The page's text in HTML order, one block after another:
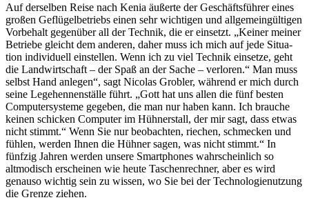
Auf derselben Reise nach Kenia äußerte der Geschäfts­führer eines
großen Geflü­gel­be­triebs einen sehr wich­tigen und allge­mein­gül­tigen
Vorbe­halt gegen­über all der Technik, die er einsetzt. „Keiner meiner
Betriebe gleicht dem anderen, daher muss ich mich auf jede Situa­
tion indi­vi­duell einstellen. Wenn ich zu viel Technik einsetze, geht
die Land­wirt­schaft – der Spaß an der Sache – verloren.“ Man muss
selbst Hand anlegen“, sagt Nicolas Grobler, während er mich durch
seine Lege­hen­nen­ställe führt. „Gott hat uns allen die fünf besten
Compu­ter­sys­teme gegeben, die man nur haben kann. Ich brauche
keinen schi­cken Computer im Hühner­stall, der mir sagt, dass etwas
nicht stimmt.“ Wenn Sie nur beob­achten, riechen, schme­cken und
fühlen, werden Ihnen die Hühner sagen, was nicht stimmt.“ In
fünfzig Jahren werden unsere Smart­phones wahr­schein­lich so
altmo­disch erscheinen wie heute Taschen­rechner, aber es wird
genauso wichtig sein zu wissen, wo Sie bei der Tech­no­lo­gie­nut­zung
die Grenze ziehen.